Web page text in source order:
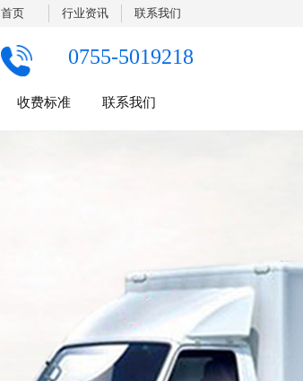
联系我们
行业资讯
首页
0755-5019218
收费标准 联系我们